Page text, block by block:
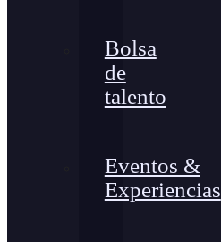
Bolsa
de
talento
Eventos &
Experiencias